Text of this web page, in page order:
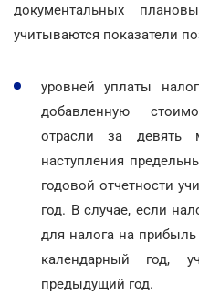
документальных
учитываются показатели
уровней уплаты
добавленную
отрасли за девять
наступления
годовой отчетности
год. В случае, если
для налога на прибыль
календарный год,
предыдущий год.